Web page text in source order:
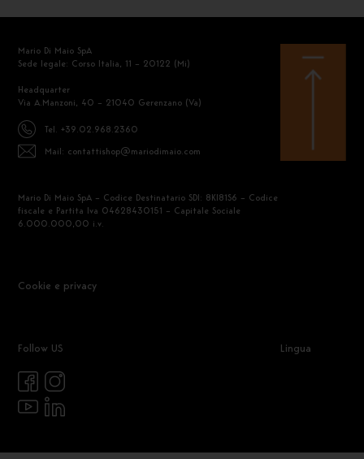
Mario Di Maio SpA
Sede legale: Corso Italia, 11 – 20122 (Mi)
Headquarter
Via A.Manzoni, 40 – 21040 Gerenzano (Va)
Tel. +39.02.968.2360
Mail: contattishop@mariodimaio.com
Mario Di Maio SpA – Codice Destinatario SDI: 8KI81S6 – Codice
fiscale e Partita Iva 04628430151 – Capitale Sociale
6.000.000,00 i.v.
Cookie e privacy
Follow US Lingua